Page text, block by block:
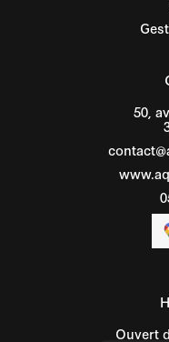
50,
Ouvert